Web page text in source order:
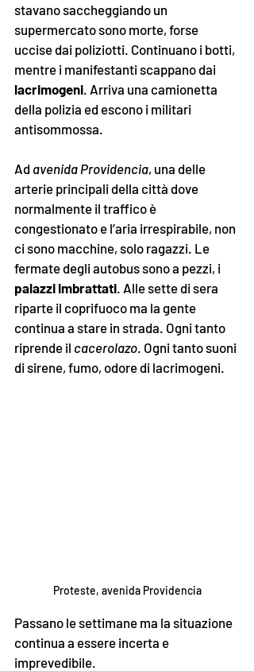
stavano saccheggiando un
supermercato sono morte, forse
uccise dai poliziotti. Continuano i botti,
mentre i manifestanti scappano dai
lacrimogeni. Arriva una camionetta
della polizia ed escono i militari
antisommossa.
Ad avenida Providencia, una delle
arterie principali della città dove
normalmente il traffico è
congestionato e l’aria irrespirabile, non
ci sono macchine, solo ragazzi. Le
fermate degli autobus sono a pezzi, i
palazzi imbrattati. Alle sette di sera
riparte il coprifuoco ma la gente
continua a stare in strada. Ogni tanto
riprende il cacerolazo. Ogni tanto suoni
di sirene, fumo, odore di lacrimogeni.
Proteste, avenida Providencia
Passano le settimane ma la situazione
continua a essere incerta e
imprevedibile.